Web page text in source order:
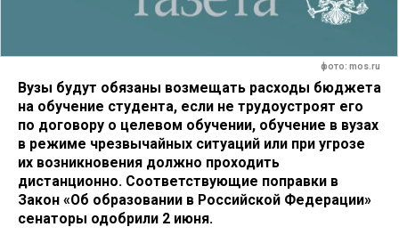
фото: mos.ru
Вузы будут обязаны возмещать расходы бюджета
на обучение студента, если не трудоустроят его
по договору о целевом обучении, обучение в вузах
в режиме чрезвычайных ситуаций или при угрозе
их возникновения должно проходить
дистанционно. Соответствующие поправки в
Закон «Об образовании в Российской Федерации»
сенаторы одобрили 2 июня.